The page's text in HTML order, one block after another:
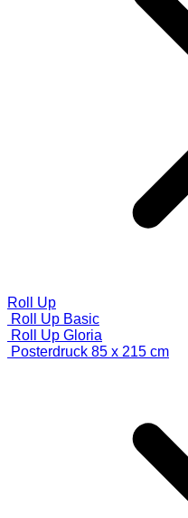
Roll Up
Roll Up Basic
Roll Up Gloria
Posterdruck 85 x 215 cm